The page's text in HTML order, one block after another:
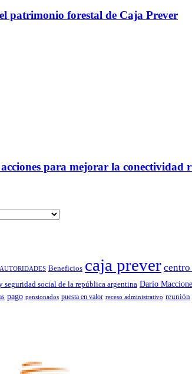
patrimonio forestal de Caja Prever
para mejorar la conectividad
AUTORIDADES Beneficios caja prever
seguridad social de la república argentina Darío Maccione
pago pensionados puesta en valor receso administrativo reunión